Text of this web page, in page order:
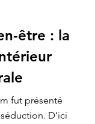
être : la
fut présenté
D’ici